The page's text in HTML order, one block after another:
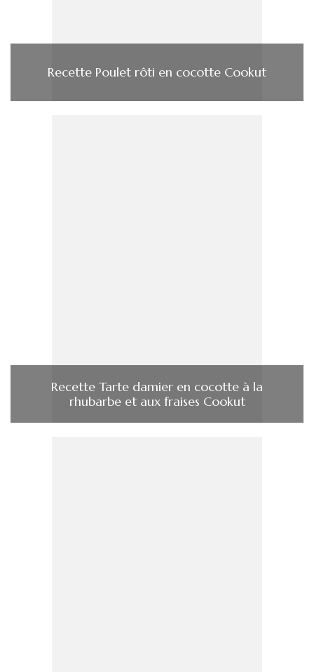
Recette Poulet rôti en cocotte Cookut
Recette Tarte damier en cocotte à la
rhubarbe et aux fraises Cookut